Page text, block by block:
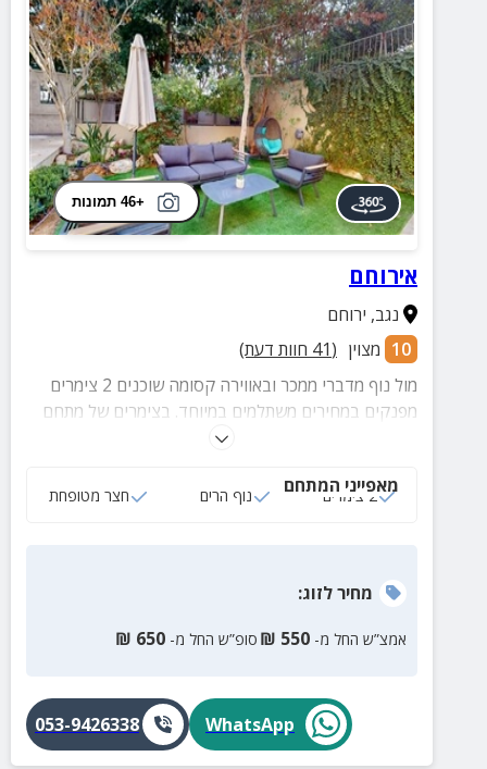
+46 תמונות
אירוחם
נגב, ירוחם
10 מצוין (
41 חוות דעת)
מול נוף מדברי ממכר ובאווירה קסומה שוכנים 2 צימרים
מפנקים במחירים משתלמים במיוחד. בצימרים של מתחם
הנופש אירוחם ריהוט ואבזור איכותי, חצר מטופחת וחווית
מאפייני המתחם
2 צימרים נוף הרים חצר מטופחת
מחירלזוג:
אמצ”ש החל מ- 550
₪ סופ”ש החל מ- 650
₪
WhatsApp
053-9426338